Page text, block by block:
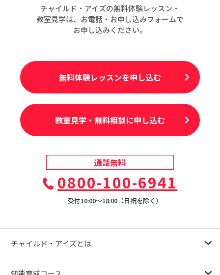
チャイルド・アイズの無料体験レッスン・
教室見学は、お電話・お申し込みフォームで
お申し込みください。
無料体験レッスンを申し込む
教室見学・無料相談に申し込む
通話無料
0800-100-6941
受付10:00〜18:00（日祝を除く）
チャイルド・アイズとは